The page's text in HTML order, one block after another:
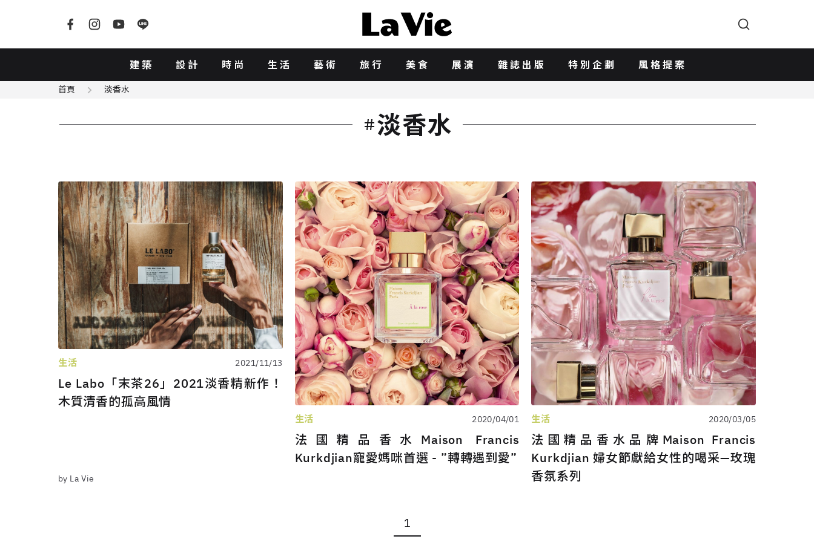
建築 設計 時尚 生活 藝術 旅行 美食 展演 雜誌出版 特別企劃 風格提案
首頁 淡香水
淡香水
生活 2021/11/13
Le Labo「末茶26」2021淡香精新作！
木質清香的孤高風情
by La Vie
生活 2020/04/01
法國精品香水Maison Francis
Kurkdjian寵愛媽咪首選 - ”轉轉遇到愛”
生活 2020/03/05
法國精品香水品牌Maison Francis
Kurkdjian 婦女節獻給女性的喝采—玫瑰
香氛系列
1